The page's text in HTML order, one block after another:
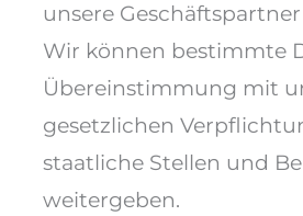
unsere
Wir können bestimmte
Übereinstimmung mit
gesetzlichen
staatliche Stellen und
weitergeben.